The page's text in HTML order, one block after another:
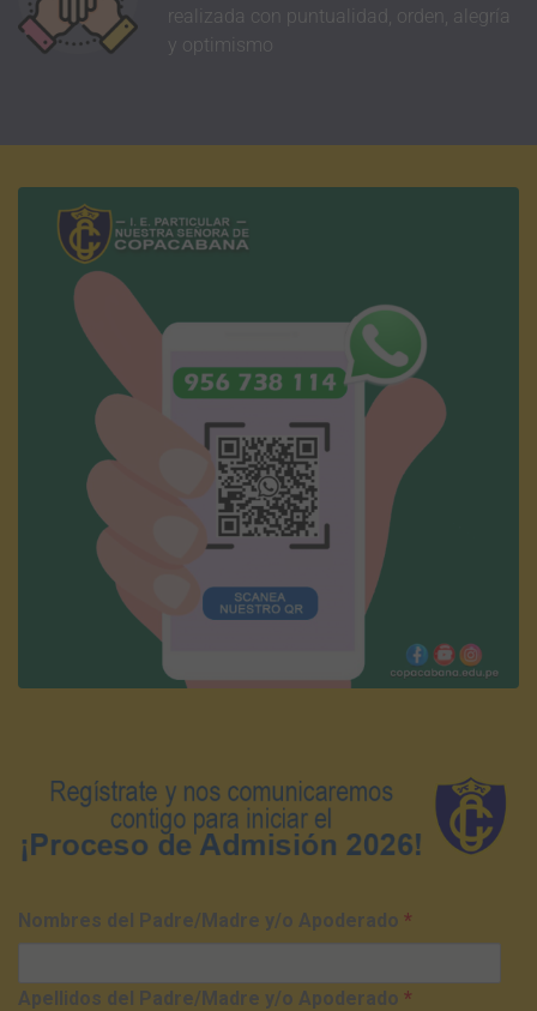
realizada con puntualidad, orden, alegría
y optimismo
Nombres del Padre/Madre y/o Apoderado *
Apellidos del Padre/Madre y/o Apoderado *